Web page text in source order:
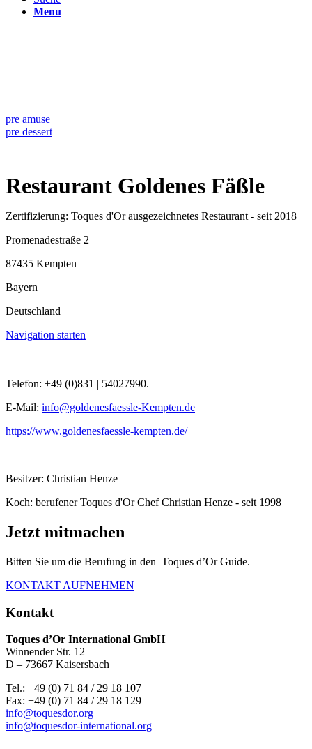
Menu
pre amuse
pre dessert
Restaurant Goldenes Fäßle
Zertifizierung: Toques d'Or ausgezeichnetes Restaurant - seit 2018
Promenadestraße 2
87435 Kempten
Bayern
Deutschland
Navigation starten
Telefon: +49 (0)831 | 54027990.
E-Mail: info@goldenesfaessle-Kempten.de
https://www.goldenesfaessle-kempten.de/
Besitzer: Christian Henze
Koch: berufener Toques d'Or Chef Christian Henze - seit 1998
Jetzt mitmachen
Bitten Sie um die Berufung in den Toques d’Or Guide.
KONTAKT AUFNEHMEN
Kontakt
Toques d’Or International GmbH
Winnender Str. 12
D – 73667 Kaisersbach
Tel.: +49 (0) 71 84 / 29 18 107
Fax: +49 (0) 71 84 / 29 18 129
info@toquesdor.org
info@toquesdor-international.org